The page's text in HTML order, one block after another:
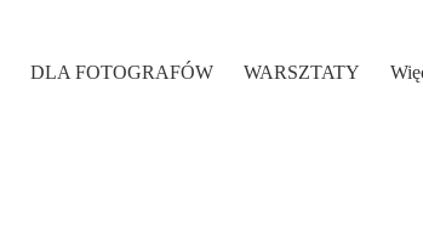
DLA FOTOGRAFÓW WARSZTATY